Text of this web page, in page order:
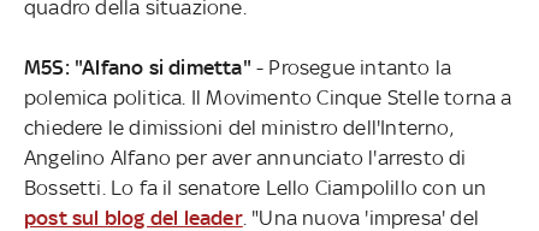
quadro della situazione.
M5S: "Alfano si dimetta" - Prosegue intanto la
polemica politica. Il Movimento Cinque Stelle torna a
chiedere le dimissioni del ministro dell'Interno,
Angelino Alfano per aver annunciato l'arresto di
Bossetti. Lo fa il senatore Lello Ciampolillo con un
post sul blog del leader. "Una nuova 'impresa' del